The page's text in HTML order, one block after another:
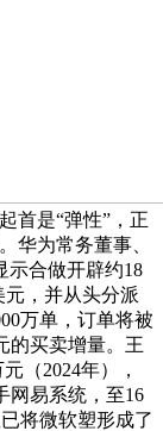
首是“弹性”，正
华为常务董事、
示合做开辟约18
元，并从头分派
万单，订单将被
的买卖增量。王
（2024年），
网易系统，至16
将微软塑形成了